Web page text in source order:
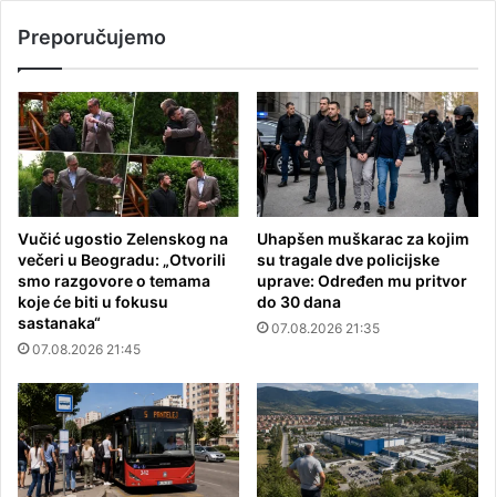
Preporučujemo
Vučić ugostio Zelenskog na
večeri u Beogradu: „Otvorili
smo razgovore o temama
koje će biti u fokusu
sastanaka“
07.08.2026 21:45
Uhapšen muškarac za kojim
su tragale dve policijske
uprave: Određen mu pritvor
do 30 dana
07.08.2026 21:35